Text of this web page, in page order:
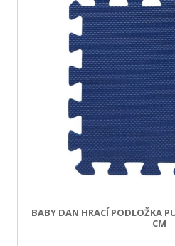
BABY DAN HRACÍ PODLOŽKA
CM